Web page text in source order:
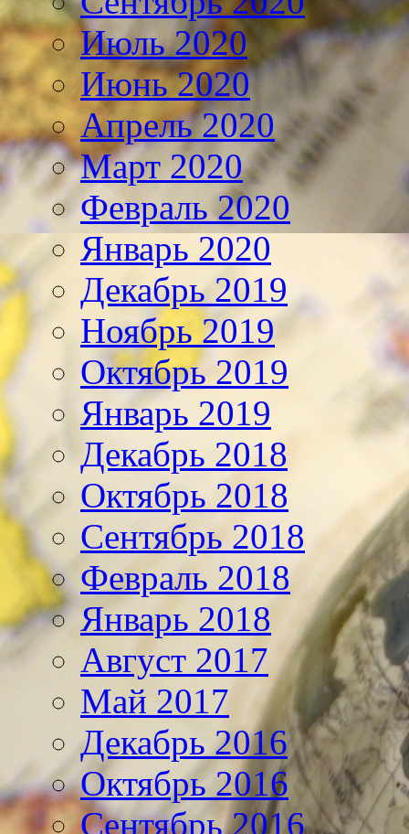
Июль 2020
Июнь 2020
Апрель 2020
Март 2020
Февраль 2020
Январь 2020
Декабрь 2019
Ноябрь 2019
Октябрь 2019
Январь 2019
Декабрь 2018
Октябрь 2018
Сентябрь 2018
Февраль 2018
Январь 2018
Август 2017
Май 2017
Декабрь 2016
Октябрь 2016
Сентябрь 2016